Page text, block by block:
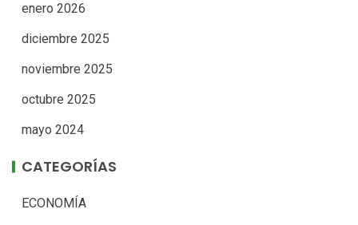
enero 2026
diciembre 2025
noviembre 2025
octubre 2025
mayo 2024
CATEGORÍAS
ECONOMÍA